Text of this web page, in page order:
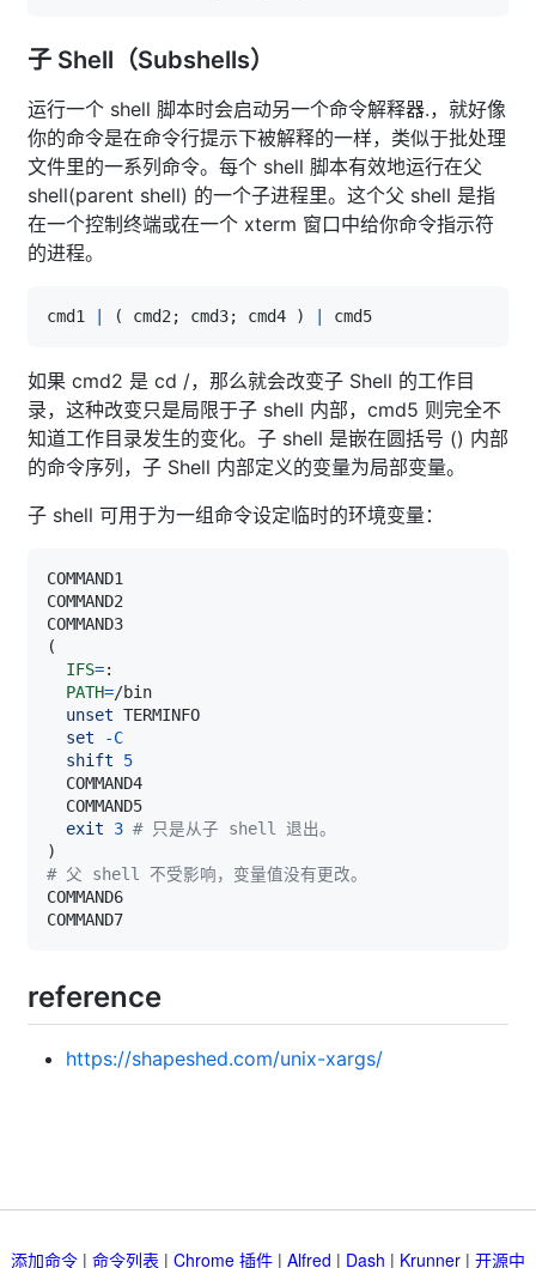
子 Shell（Subshells）
运行一个 shell 脚本时会启动另一个命令解释器.，就好像
你的命令是在命令行提示下被解释的一样，类似于批处理
文件里的一系列命令。每个 shell 脚本有效地运行在父
shell(parent shell) 的一个子进程里。这个父 shell 是指
在一个控制终端或在一个 xterm 窗口中给你命令指示符
的进程。
cmd1 ( cmd2 ; cmd3; cmd4 )
如果 cmd2 是 cd /，那么就会改变子 Shell 的工作目
录，这种改变只是局限于子 shell 内部，cmd5 则完全不
知道工作目录发生的变化。子 shell 是嵌在圆括号 () 内部
的命令序列，子 Shell 内部定义的变量为局部变量。
子 shell 可用于为一组命令设定临时的环境变量：
(
IFS=
PATH=
unset
set
-C
shift
5
exit
3 # 只是从子 shell 退出。
)
# 父 shell 不受影响，变量值没有更改。
reference
https://shapeshed.com/unix-xargs/
添加命令 | 命令列表 | Chrome 插件 | Alfred | Dash | Krunner | 开源中